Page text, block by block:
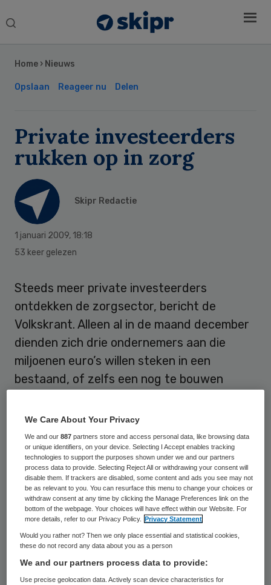
Search
Home › Nieuws
Opslaan Reageer nu Delen
Private investeerders
rukken op in zorg
Skipr Redactie
1 januari 2009, 18:18
53 keer gelezen
Steeds meer private investeerders
ontdekken de zorgsector, bericht de
Volkskrant. Alleen al in de maand december
dienden zich drie ondernemers aan die
miljoenen euro’s willen steken in een
bestaand, of zelfs een nog te bouwen
Groeimarkt
Zorg is dankzij de vergrijzing een
groeisector en wegens de constante
toestroom van patiënten niet onderhevig
aan conjunctuurschommelingen. Vooral
ziekenhuizen worden momenteel
beschouwd als een veelbelovende
investering, een groeimarkt, zo meldt de
Sidebar
We Care About Your Privacy
We and our887 partners store and access personal data, like browsing data
or unique identifiers, on your device. Selecting I Accept enables tracking
technologies to support the purposes shown under we and our partners
process data to provide. Selecting Reject All or withdrawing your consent will
disable them. If trackers are disabled, some content and ads you see may not
be as relevant to you. You can resurface this menu to change your choices or
withdraw consent at any time by clicking the Manage Preferences link on the
bottom of the webpage. Your choices will have effect within our Website. For
more details, refer to our Privacy Policy.
Privacy Statement
Would you rather not? Then we only place essential and statistical cookies,
these do not record any data about you as a person
We and our partners process data to provide:
Use precise geolocation data. Actively scan device characteristics for